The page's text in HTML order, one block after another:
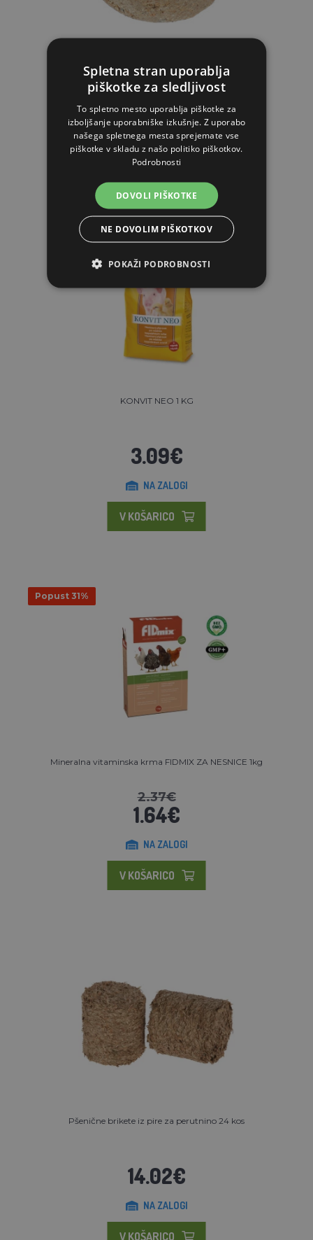
Kljukalna krogla za kokoši – 6 kosov (3kg)
10.09€
9.08€
NA ZALOGI
V KOŠARICO
KONVIT NEO 1 KG
3.09€
NA ZALOGI
V KOŠARICO
Popust 31%
Mineralna vitaminska krma FIDMIX ZA NESNICE 1kg
2.37€
1.64€
NA ZALOGI
V KOŠARICO
Pšenične brikete iz pire za perutnino 24 kos
14.02€
NA ZALOGI
V KOŠARICO
Spletna stran uporablja
piškotke za sledljivost
To spletno mesto uporablja piškotke za
izboljšanje uporabniške izkušnje. Z uporabo
našega spletnega mesta sprejemate vse
piškotke v skladu z našo politiko piškotkov.
Podrobnosti
DOVOLI PIŠKOTKE
NE DOVOLIM PIŠKOTKOV
POKAŽI PODROBNOSTI